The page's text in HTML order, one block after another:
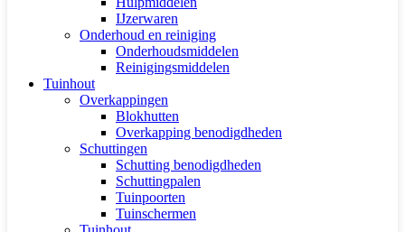
IJzerwaren
Onderhoud en reiniging
Onderhoudsmiddelen
Reinigingsmiddelen
Tuinhout
Overkappingen
Blokhutten
Overkapping benodigdheden
Schuttingen
Schutting benodigdheden
Schuttingpalen
Tuinpoorten
Tuinschermen